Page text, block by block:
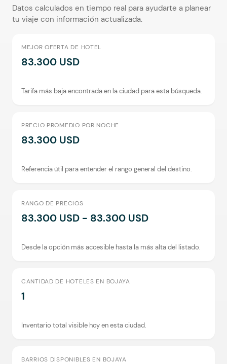
Datos calculados en tiempo real para ayudarte a planear
tu viaje con información actualizada.
MEJOR OFERTA DE HOTEL
83.300 USD
Tarifa más baja encontrada en la ciudad para esta búsqueda.
PRECIO PROMEDIO POR NOCHE
83.300 USD
Referencia útil para entender el rango general del destino.
RANGO DE PRECIOS
83.300 USD - 83.300 USD
Desde la opción más accesible hasta la más alta del listado.
CANTIDAD DE HOTELES EN BOJAYA
1
Inventario total visible hoy en esta ciudad.
BARRIOS DISPONIBLES EN BOJAYA